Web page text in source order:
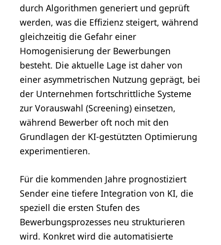
durch Algorithmen generiert und geprüft
werden, was die Effizienz steigert, während
gleichzeitig die Gefahr einer
Homogenisierung der Bewerbungen
besteht. Die aktuelle Lage ist daher von
einer asymmetrischen Nutzung geprägt, bei
der Unternehmen fortschrittliche Systeme
zur Vorauswahl (Screening) einsetzen,
während Bewerber oft noch mit den
Grundlagen der KI-gestützten Optimierung
experimentieren.
Für die kommenden Jahre prognostiziert
Sender eine tiefere Integration von KI, die
speziell die ersten Stufen des
Bewerbungsprozesses neu strukturieren
wird. Konkret wird die automatisierte